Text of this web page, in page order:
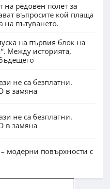
на редовен полет за
въпросите кой плаща
на пътуването.
на първия блок на
Между историята,
не са безплатни.
в замяна
не са безплатни.
в замяна
модерни повърхности с